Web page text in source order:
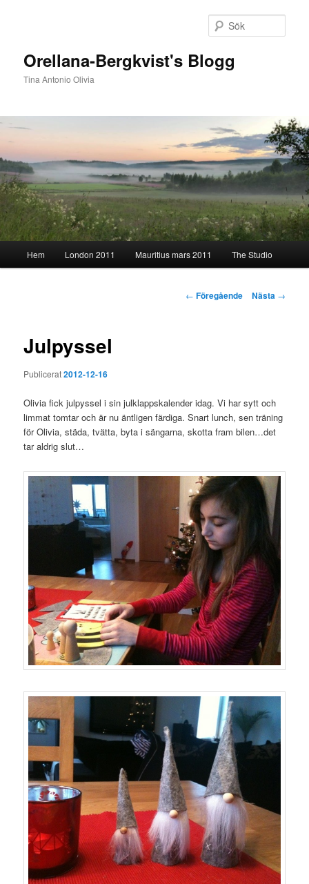
Orellana-Bergkvist's Blogg
Tina Antonio Olivia
Hem London 2011 Mauritius mars 2011 The Studio
Inläggsnavigering
← Föregående Nästa →
Julpyssel
Publicerat2012-12-16
Olivia fick julpyssel i sin julklappskalender idag. Vi har sytt och
limmat tomtar och är nu äntligen färdiga. Snart lunch, sen träning
för Olivia, städa, tvätta, byta i sängarna, skotta fram bilen…det
tar aldrig slut…